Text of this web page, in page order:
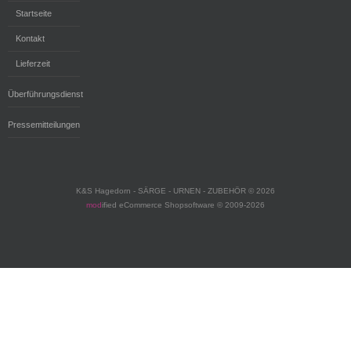
Startseite
Kontakt
Lieferzeit
Überführungsdienst
Pressemitteilungen
K&S Hagedorn - SÄRGE - URNEN - ZUBEHÖR © 2026
modified eCommerce Shopsoftware © 2009-2026